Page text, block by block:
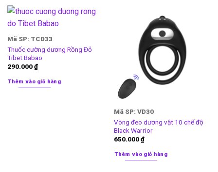
Mã SP: TCD33
Thuốc cường dương Rồng Đỏ
Tibet Babao
290.000₫
Thêm vào giỏ hàng
Mã SP: VD30
Vòng đeo dương vật 10 chế độ
Black Warrior
650.000₫
Thêm vào giỏ hàng